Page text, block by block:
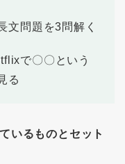
文問題を3問解く
で〇〇という
る
いるものとセット